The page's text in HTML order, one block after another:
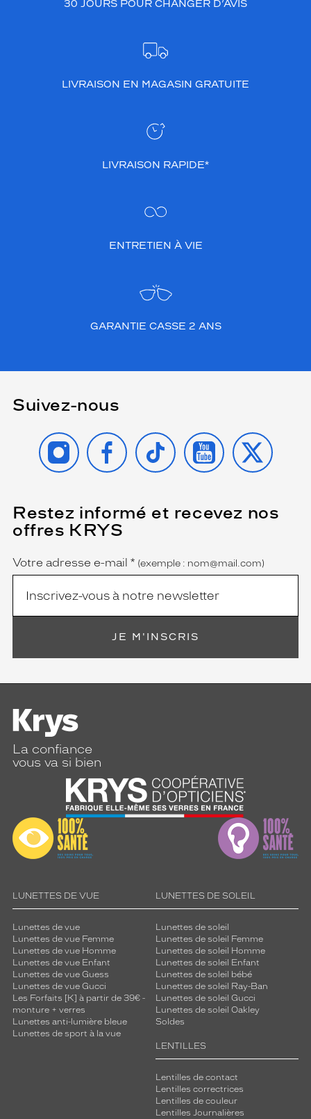
Exchange
Polarisant
verres
compatibles
Progressifs
Unifocaux
montage
Taille
monture
Matière
Plastique
Oakley
30 JOURS POUR CHANGER D’AVIS
LIVRAISON EN MAGASIN GRATUITE
LIVRAISON RAPIDE*
ENTRETIEN À VIE
GARANTIE CASSE 2 ANS
Suivez-nous
INSTAGRAMFACEBOOK
TIKTOK YOUTUBE
X
Restez informé et recevez nos
offres KRYS
Name
Votre adresse e-mail *
(Ce
champ
est
(exemple : nom@mail.com)
JE M'INSCRIS
La confiance
vous va si bien
LUNETTES DE VUE
Lunettes de vue
Lunettes de vue Femme
Lunettes de vue Homme
Lunettes de vue Enfant
Lunettes de vue Guess
Lunettes de vue Gucci
Les Forfaits [K] à partir de 39€ -
monture + verres
Lunettes anti-lumière bleue
Lunettes de sport à la vue
LUNETTES DE SOLEIL
Lunettes de soleil
Lunettes de soleil Femme
Lunettes de soleil Homme
Lunettes de soleil Enfant
Lunettes de soleil bébé
Lunettes de soleil Ray-Ban
Lunettes de soleil Gucci
Lunettes de soleil Oakley
Soldes
LENTILLES
Lentilles de contact
Lentilles correctrices
Lentilles de couleur
Lentilles Journalières